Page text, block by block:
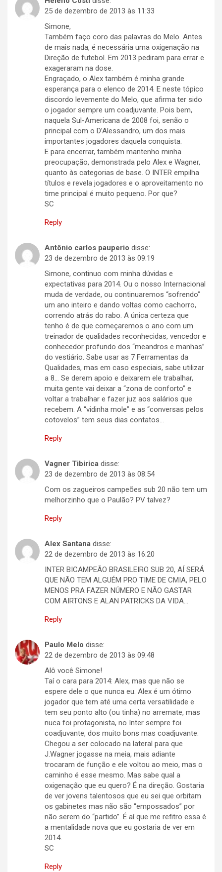
25 de dezembro de 2013 às 11:33
Simone,
Também faço coro das palavras do Melo. Antes
de mais nada, é necessária uma oxigenação na
Direção de futebol. Em 2013 pediram para errar e
exageraram na dose.
Engraçado, o Alex também é minha grande
esperança para o elenco de 2014. E neste tópico
discordo levemente do Melo, que afirma ter sido
o jogador sempre um coadjuvante. Pois bem,
naquela Sul-Americana de 2008 foi, senão o
principal com o D’Alessandro, um dos mais
importantes jogadores daquela conquista.
E para encerrar, também mantenho minha
preocupação, demonstrada pelo Alex e Wagner,
quanto às categorias de base. O INTER empilha
títulos e revela jogadores e o aproveitamento no
time principal é muito pequeno. Por que?
SC
Reply
Antônio carlos pauperio disse:
23 de dezembro de 2013 às 09:19
Simone, continuo com minha dúvidas e
expectativas para 2014. Ou o nosso Internacional
muda de verdade, ou continuaremos “sofrendo”
um ano inteiro e dando voltas como cachorro,
correndo atrás do rabo. A única certeza que
tenho é de que começaremos o ano com um
treinador de qualidades reconhecidas, vencedor e
conhecedor profundo dos “meandros e manhas”
do vestiário. Sabe usar as 7 Ferramentas da
Qualidades, mas em caso especiais, sabe utilizar
a 8… Se derem apoio e deixarem ele trabalhar,
muita gente vai deixar a “zona de conforto” e
voltar a trabalhar e fazer juz aos salários que
recebem. A “vidinha mole” e as “conversas pelos
cotovelos” tem seus dias contatos…
Reply
Vagner Tibirica disse:
23 de dezembro de 2013 às 08:54
Com os zagueiros campeões sub 20 não tem um
melhorzinho que o Paulão? PV talvez?
Reply
Alex Santana disse:
22 de dezembro de 2013 às 16:20
INTER BICAMPEÃO BRASILEIRO SUB 20, AÍ SERÁ
QUE NÃO TEM ALGUÉM PRO TIME DE CMIA, PELO
MENOS PRA FAZER NÚMERO E NÃO GASTAR
COM AIRTONS E ALAN PATRICKS DA VIDA…
Reply
Paulo Melo disse:
22 de dezembro de 2013 às 09:48
Alô você Simone!
Taí o cara para 2014: Alex, mas que não se
espere dele o que nunca eu. Alex é um ótimo
jogador que tem até uma certa versatilidade e
tem seu ponto alto (ou tinha) no arremate, mas
nuca foi protagonista, no Inter sempre foi
coadjuvante, dos muito bons mas coadjuvante.
Chegou a ser colocado na lateral para que
J.Wagner jogasse na meia, mais adiante
trocaram de função e ele voltou ao meio, mas o
caminho é esse mesmo. Mas sabe qual a
oxigenação que eu quero? É na direção. Gostaria
de ver jovens talentosos que eu sei que orbitam
os gabinetes mas não são “empossados” por
não serem do “partido”. É aí que me refitro essa é
a mentalidade nova que eu gostaria de ver em
2014.
SC
Reply